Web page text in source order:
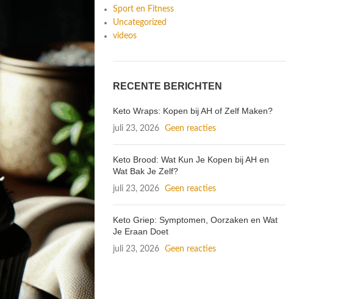
Sport en Fitness
Uncategorized
videos
RECENTE BERICHTEN
Keto Wraps: Kopen bij AH of Zelf Maken?
juli 23, 2026 Geen reacties
Keto Brood: Wat Kun Je Kopen bij AH en
Wat Bak Je Zelf?
juli 23, 2026 Geen reacties
Keto Griep: Symptomen, Oorzaken en Wat
Je Eraan Doet
juli 23, 2026 Geen reacties